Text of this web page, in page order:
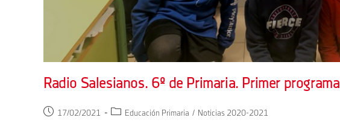
Radio Salesianos. 6º de Primaria. Primer programa
Publicación
17/02/2021
Categoría
Educación Primaria / Noticias 2020-2021